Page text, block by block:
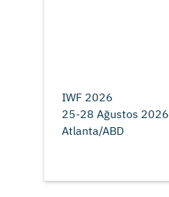
IWF 2026
25-28 Ağustos 2026